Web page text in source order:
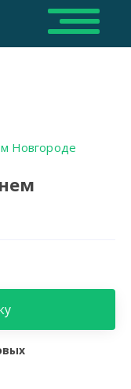
Новгороде